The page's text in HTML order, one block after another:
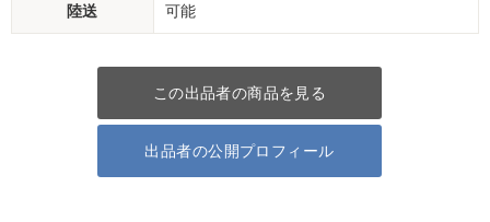
陸送 可能
この出品者の商品を見る
出品者の公開プロフィール